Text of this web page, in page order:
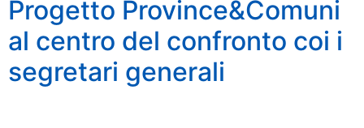
Progetto Province&Comuni
al centro del confronto coi i
segretari generali